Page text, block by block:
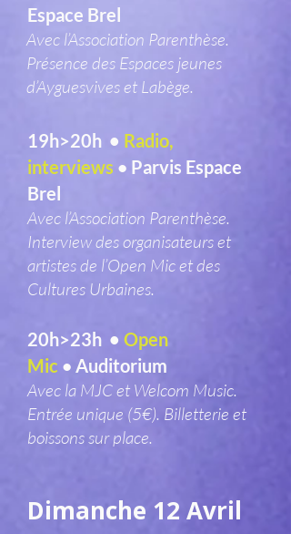
Avec l’Association Parenthèse.
Présence des Espaces jeunes
d’Ayguesvives et Labège.
Espace Brel
19h>20h • Radio,
interviews • Parvis Espace
Brel
Avec l’Association Parenthèse.
Interview des organisateurs et
artistes de l’Open Mic et des
Cultures Urbaines.
20h>23h • Open
Mic • Auditorium
Avec la MJC et Welcom Music.
Entrée unique (5€). Billetterie et
boissons sur place.
Dimanche 12 Avril